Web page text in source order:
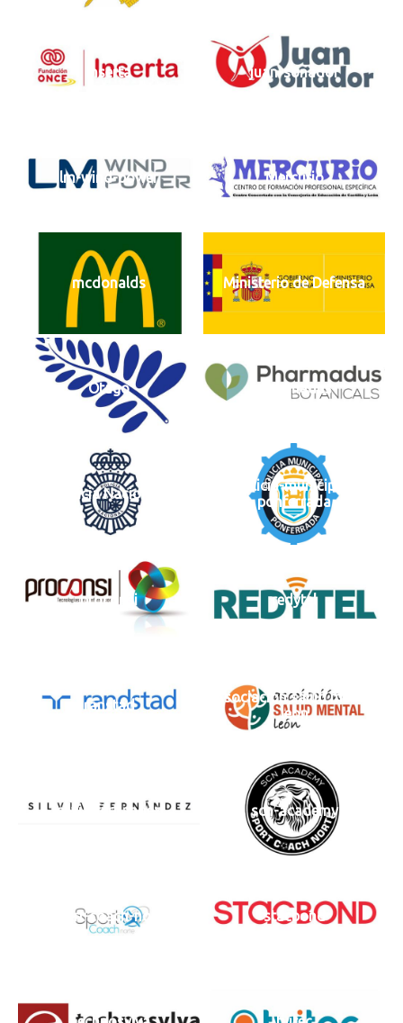
Inserta juan-sonador
lm-wind-power Mercurio
mcdonalds Ministerio de Defensa
Otago pharmadus
Policia Nacional
policia-municipal-
ponferrada
proconsi redytel
ranstad
Asociación salud mental
leon
silvia-fernandez scn-academy
sport-coach-norte stacbond